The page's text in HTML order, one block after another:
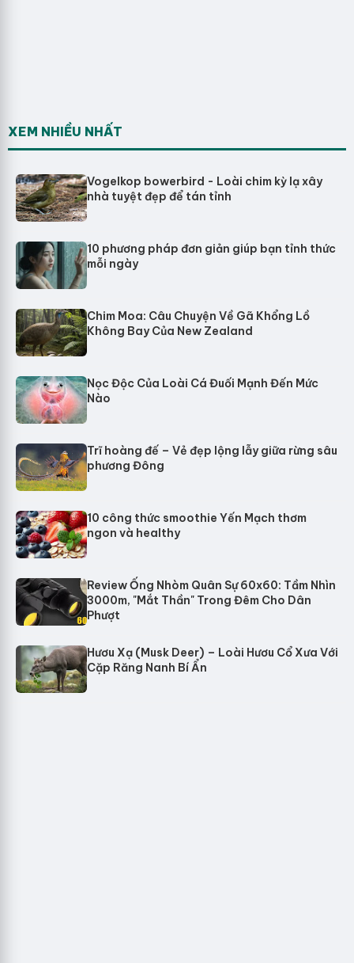
XEM NHIỀU NHẤT
Vogelkop bowerbird - Loài chim kỳ lạ xây
nhà tuyệt đẹp để tán tỉnh
10 phương pháp đơn giản giúp bạn tỉnh thức
mỗi ngày
Chim Moa: Câu Chuyện Về Gã Khổng Lồ
Không Bay Của New Zealand
Nọc Độc Của Loài Cá Đuối Mạnh Đến Mức
Nào
Trĩ hoàng đế – Vẻ đẹp lộng lẫy giữa rừng sâu
phương Đông
10 công thức smoothie Yến Mạch thơm
ngon và healthy
Review Ống Nhòm Quân Sự 60x60: Tầm Nhìn
3000m, "Mắt Thần" Trong Đêm Cho Dân
Phượt
Hươu Xạ (Musk Deer) – Loài Hươu Cổ Xưa Với
Cặp Răng Nanh Bí Ẩn